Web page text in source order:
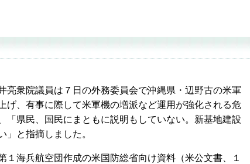
亮衆院議員は７日の外務委員会で沖縄県・辺野古の米軍
げ、有事に際して米軍機の増派など運用が強化される危
「県民、国民にまともに説明もしていない。新基地建設
」と指摘しました。
海兵航空団作成の米国防総省向け資料（米公文書、１